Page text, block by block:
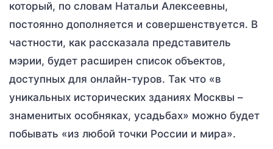
который, по словам Натальи Алексеевны,
постоянно дополняется и совершенствуется. В
частности, как рассказала представитель
мэрии, будет расширен список объектов,
доступных для онлайн-туров. Так что «в
уникальных исторических зданиях Москвы –
знаменитых особняках, усадьбах» можно будет
побывать «из любой точки России и мира».